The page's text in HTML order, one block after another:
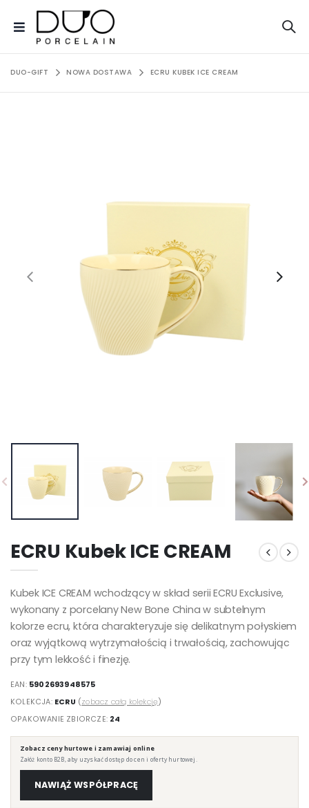
DUO-GIFT NOWA DOSTAWA ECRU KUBEK ICE CREAM
ECRU Kubek ICE CREAM
Kubek ICE CREAM wchodzący w skład serii ECRU Exclusive,
wykonany z porcelany New Bone China w subtelnym
kolorze ecru, która charakteryzuje się delikatnym połyskiem
oraz wyjątkową wytrzymałością i trwałością, zachowując
przy tym lekkość i finezję.
EAN: 5902693948575
KOLEKCJA: ECRU (zobacz całą kolekcję)
OPAKOWANIE ZBIORCZE: 24
Zobacz ceny hurtowe i zamawiaj online
Załóż konto B2B, aby uzyskać dostęp do cen i oferty hurtowej.
NAWIĄŻ WSPÓŁPRACĘ